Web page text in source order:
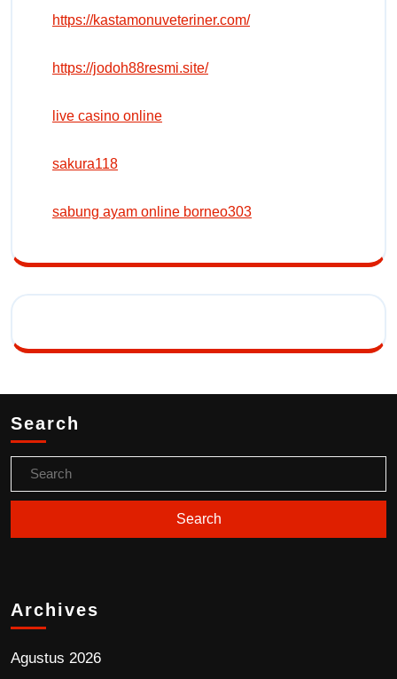
https://kastamonuveteriner.com/
https://jodoh88resmi.site/
live casino online
sakura118
sabung ayam online borneo303
Search
Archives
Agustus 2026